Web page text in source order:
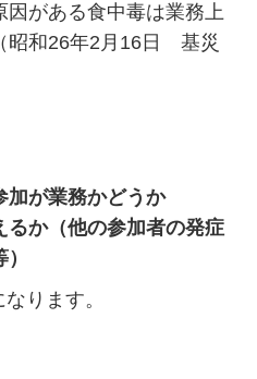
因がある食中毒は業務上
昭和26年2月16日 基災
加が業務かどうか
るか（他の参加者の発症
ります。